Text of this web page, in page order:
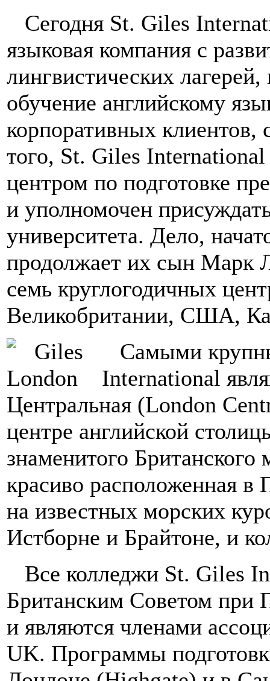
Сегодня St. Giles
языковая компания с
лингвистических
обучение английскому
корпоративных клиентов,
того, St. Giles
центром по подготовке
и уполномочен
университета. Дело,
продолжает их сын Марк
семь круглогодичных
Великобритании, США,
Самыми
International
Центральная (London
центре английской
знаменитого
красиво расположенная
на известных морских
Истборне и Брайтоне, и
Все колледжи St. Giles
Британским Советом при
и являются членами
UK. Программы